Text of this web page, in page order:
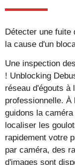
Détecter une fuite
la cause d'un
Une inspection
! Unblocking
réseau d'égouts à
professionnelle. À
guidons la
localiser les
rapidement votre
par caméra, des
d'images sont